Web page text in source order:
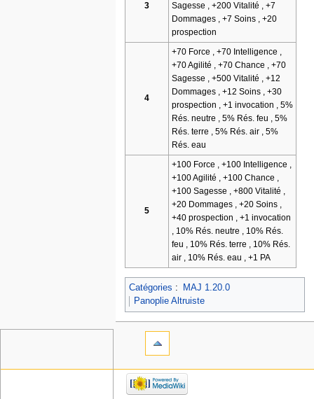
3
Sagesse , +200 Vitalité , +7
Dommages , +7 Soins , +20
prospection
4
+70 Force , +70 Intelligence ,
+70 Agilité , +70 Chance , +70
Sagesse , +500 Vitalité , +12
Dommages , +12 Soins , +30
prospection , +1 invocation , 5%
Rés. neutre , 5% Rés. feu , 5%
Rés. terre , 5% Rés. air , 5%
Rés. eau
5
+100 Force , +100 Intelligence ,
+100 Agilité , +100 Chance ,
+100 Sagesse , +800 Vitalité ,
+20 Dommages , +20 Soins ,
+40 prospection , +1 invocation
, 10% Rés. neutre , 10% Rés.
feu , 10% Rés. terre , 10% Rés.
air , 10% Rés. eau , +1 PA
Catégories :
MAJ 1.20.0
Panoplie Altruiste